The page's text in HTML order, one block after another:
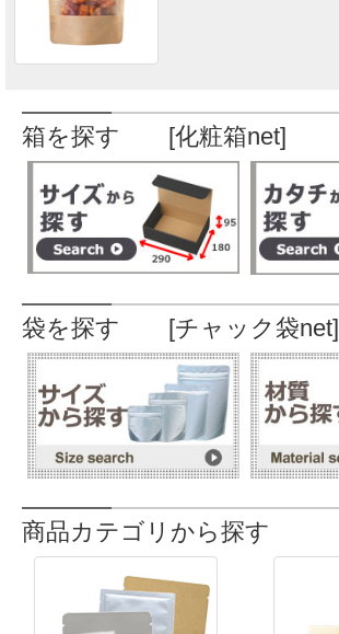
箱を探す [化粧箱net]
袋を探す [チャック袋net]
商品カテゴリから探す